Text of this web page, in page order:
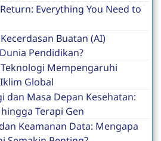
Everything You Need to
Buatan (AI)
Pendidikan?
Mempengaruhi
Global
dan Masa Depan Kesehatan:
Terapi Gen
Keamanan Data: Mengapa